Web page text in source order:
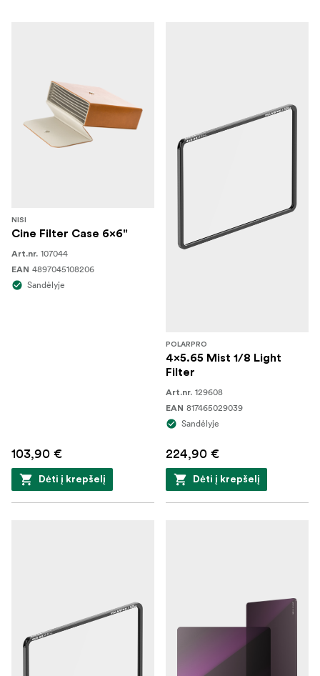
NISI
Cine Filter Case 6x6"
Art.nr. 107044
EAN 4897045108206
Sandėlyje
103,90 €
Dėti į krepšelį
POLARPRO
4x5.65 Mist 1/8 Light
Filter
Art.nr. 129608
EAN 817465029039
Sandėlyje
224,90 €
Dėti į krepšelį